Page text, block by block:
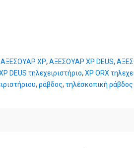
ΑΞΕΣΟΥΑΡ XP,ΑΞΕΣΟΥΑΡ XP DEUS,
DEUS τηλεχειριστήριο,XP ORX
,ράβδος,τηλέσκοπική ράβδος